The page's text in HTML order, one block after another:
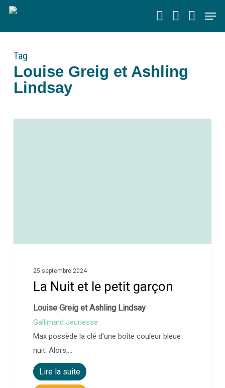
Skip
main
Tag
Louise Greig et Ashling
Lindsay
25 septembre 2024
La Nuit et le petit garçon
Louise Greig et Ashling Lindsay
Gallimard Jeunesse
Max possède la clé d’une boîte couleur bleue
nuit. Alors,…
Lire la suite